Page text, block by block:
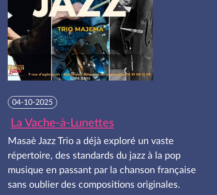
04-10-2025
La Vache-à-Lunettes
Masaè Jazz Trio a déjà exploré un vaste
répertoire, des standards du jazz à la pop
musique en passant par la chanson française
sans oublier des compositions originales.